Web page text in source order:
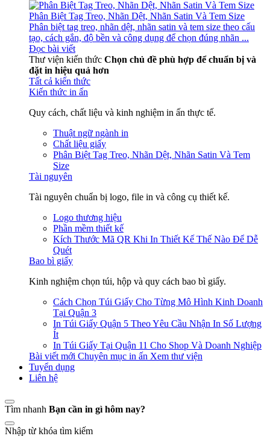
Phân Biệt Tag Treo, Nhãn Dệt, Nhãn Satin Và Tem Size
Phân biệt tag treo, nhãn dệt, nhãn satin và tem size theo cấu
tạo, cách gắn, độ bền và công dụng để chọn đúng nhãn ...
Đọc bài viết
Thư viện kiến thức Chọn chủ đề phù hợp để chuẩn bị và
đặt in hiệu quả hơn
Tất cả kiến thức
Kiến thức in ấn
Quy cách, chất liệu và kinh nghiệm in ấn thực tế.
Thuật ngữ ngành in
Chất liệu giấy
Phân Biệt Tag Treo, Nhãn Dệt, Nhãn Satin Và Tem
Size
Tài nguyên
Tài nguyên chuẩn bị logo, file in và công cụ thiết kế.
Logo thương hiệu
Phần mềm thiết kế
Kích Thước Mã QR Khi In Thiết Kế Thế Nào Để Dễ
Quét
Bao bì giấy
Kinh nghiệm chọn túi, hộp và quy cách bao bì giấy.
Cách Chọn Túi Giấy Cho Từng Mô Hình Kinh Doanh
Tại Quận 3
In Túi Giấy Quận 5 Theo Yêu Cầu Nhận In Số Lượng
Ít
In Túi Giấy Tại Quận 11 Cho Shop Và Doanh Nghiệp
Bài viết mới Chuyên mục in ấn Xem thư viện
Tuyển dụng
Liên hệ
Tìm nhanh Bạn cần in gì hôm nay?
Nhập từ khóa tìm kiếm